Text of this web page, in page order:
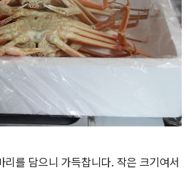
를 담으니 가득찹니다. 작은 크기여서